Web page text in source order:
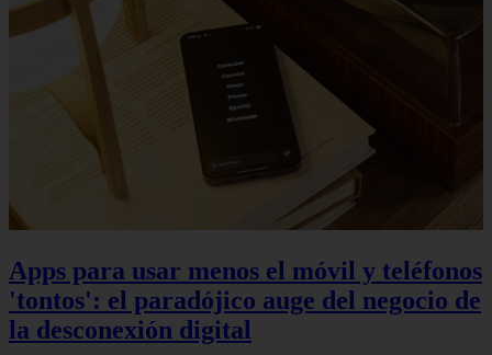
Apps para usar menos el móvil y teléfonos
'tontos': el paradójico auge del negocio de
la desconexión digital